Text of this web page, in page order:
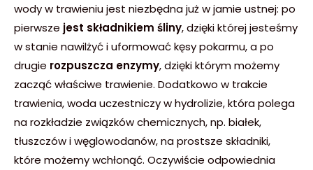
wody w trawieniu jest niezbędna już w jamie ustnej: po
pierwsze jest składnikiem śliny, dzięki której jesteśmy
w stanie nawilżyć i uformować kęsy pokarmu, a po
drugie rozpuszcza enzymy, dzięki którym możemy
zacząć właściwe trawienie. Dodatkowo w trakcie
trawienia, woda uczestniczy w hydrolizie, która polega
na rozkładzie związków chemicznych, np. białek,
tłuszczów i węglowodanów, na prostsze składniki,
które możemy wchłonąć. Oczywiście odpowiednia